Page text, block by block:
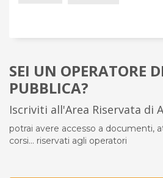
SEI UN OPERATORE
PUBBLICA?
Iscriviti all'Area Riservata di
potrai avere accesso a documenti,
corsi... riservati agli operatori